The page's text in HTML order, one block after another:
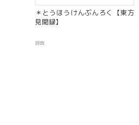
＊とうほうけんぶんろく【東方
見聞録】
辞典